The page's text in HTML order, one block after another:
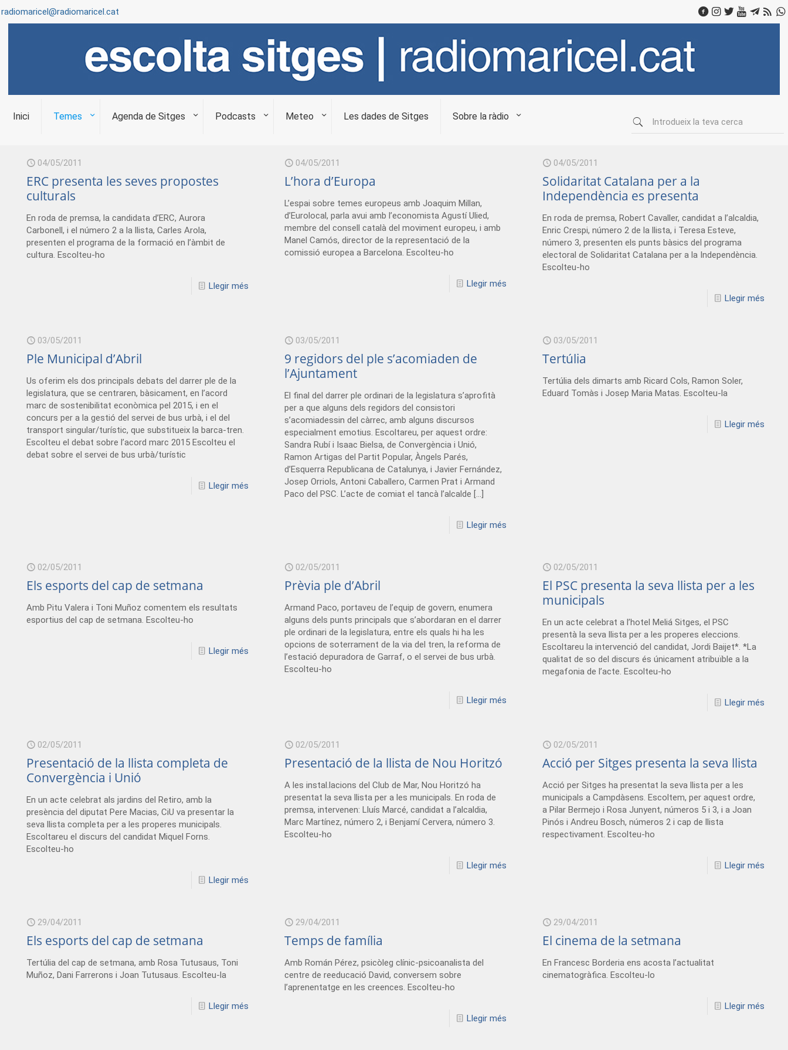
radiomaricel@radiomaricel.cat
Inici Temes Agenda de Sitges Podcasts Meteo Les dades de Sitges Sobre la ràdio
04/05/2011
ERC presenta les seves propostes
culturals
En roda de premsa, la candidata d’ERC, Aurora
Carbonell, i el número 2 a la llista, Carles Arola,
presenten el programa de la formació en l’àmbit de
cultura. Escolteu-ho
Llegir més
04/05/2011
L’hora d’Europa
L’espai sobre temes europeus amb Joaquim Millan,
d’Eurolocal, parla avui amb l’economista Agustí Ulied,
membre del consell català del moviment europeu, i amb
Manel Camós, director de la representació de la
comissió europea a Barcelona. Escolteu-ho
Llegir més
04/05/2011
Solidaritat Catalana per a la
Independència es presenta
En roda de premsa, Robert Cavaller, candidat a l’alcaldia,
Enric Crespi, número 2 de la llista, i Teresa Esteve,
número 3, presenten els punts bàsics del programa
electoral de Solidaritat Catalana per a la Independència.
Escolteu-ho
Llegir més
03/05/2011
Ple Municipal d’Abril
Us oferim els dos principals debats del darrer ple de la
legislatura, que se centraren, bàsicament, en l’acord
marc de sostenibilitat econòmica pel 2015, i en el
concurs per a la gestió del servei de bus urbà, i el del
transport singular/turístic, que substitueix la barca-tren.
Escolteu el debat sobre l’acord marc 2015 Escolteu el
debat sobre el servei de bus urbà/turístic
Llegir més
03/05/2011
9 regidors del ple s’acomiaden de
l’Ajuntament
El final del darrer ple ordinari de la legislatura s’aprofità
per a que alguns dels regidors del consistori
s’acomiadessin del càrrec, amb alguns discursos
especialment emotius. Escoltareu, per aquest ordre:
Sandra Rubí i Isaac Bielsa, de Convergència i Unió,
Ramon Artigas del Partit Popular, Àngels Parés,
d’Esquerra Republicana de Catalunya, i Javier Fernández,
Josep Orriols, Antoni Caballero, Carmen Prat i Armand
Paco del PSC. L’acte de comiat el tancà l’alcalde […]
Llegir més
03/05/2011
Tertúlia
Tertúlia dels dimarts amb Ricard Cols, Ramon Soler,
Eduard Tomàs i Josep Maria Matas. Escolteu-la
Llegir més
02/05/2011
Els esports del cap de setmana
Amb Pitu Valera i Toni Muñoz comentem els resultats
esportius del cap de setmana. Escolteu-ho
Llegir més
02/05/2011
Prèvia ple d’Abril
Armand Paco, portaveu de l’equip de govern, enumera
alguns dels punts principals que s’abordaran en el darrer
ple ordinari de la legislatura, entre els quals hi ha les
opcions de soterrament de la via del tren, la reforma de
l’estació depuradora de Garraf, o el servei de bus urbà.
Escolteu-ho
Llegir més
02/05/2011
El PSC presenta la seva llista per a les
municipals
En un acte celebrat a l’hotel Meliá Sitges, el PSC
presentà la seva llista per a les properes eleccions.
Escoltareu la intervenció del candidat, Jordi Baijet*. *La
qualitat de so del discurs és únicament atribuïble a la
megafonia de l’acte. Escolteu-ho
Llegir més
02/05/2011
Presentació de la llista completa de
Convergència i Unió
En un acte celebrat als jardins del Retiro, amb la
presència del diputat Pere Macias, CiU va presentar la
seva llista completa per a les properes municipals.
Escoltareu el discurs del candidat Miquel Forns.
Escolteu-ho
Llegir més
02/05/2011
Presentació de la llista de Nou Horitzó
A les instal.lacions del Club de Mar, Nou Horitzó ha
presentat la seva llista per a les municipals. En roda de
premsa, intervenen: Lluís Marcé, candidat a l’alcaldia,
Marc Martínez, número 2, i Benjamí Cervera, número 3.
Escolteu-ho
Llegir més
02/05/2011
Acció per Sitges presenta la seva llista
Acció per Sitges ha presentat la seva llista per a les
municipals a Campdàsens. Escoltem, per aquest ordre,
a Pilar Bermejo i Rosa Junyent, números 5 i 3, i a Joan
Pinós i Andreu Bosch, números 2 i cap de llista
respectivament. Escolteu-ho
Llegir més
29/04/2011
Els esports del cap de setmana
Tertúlia del cap de setmana, amb Rosa Tutusaus, Toni
Muñoz, Dani Farrerons i Joan Tutusaus. Escolteu-la
Llegir més
29/04/2011
Temps de família
Amb Román Pérez, psicòleg clínic-psicoanalista del
centre de reeducació David, conversem sobre
l’aprenentatge en les creences. Escolteu-ho
Llegir més
29/04/2011
El cinema de la setmana
En Francesc Borderia ens acosta l’actualitat
cinematogràfica. Escolteu-lo
Llegir més